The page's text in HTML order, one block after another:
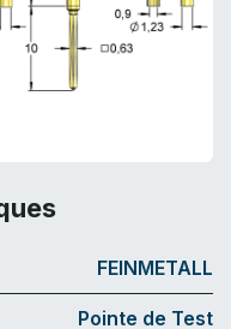
FEINMETALL
Pointe de Test